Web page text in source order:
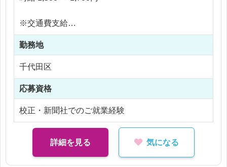
・他社紙面のチェックなど、、、その他雑務
※交通費支給
※残業代全額支給
※残業5時間以内
勤務地
千代田区
応募資格
校正・新聞社でのご就業経験
詳細を見る 気になる